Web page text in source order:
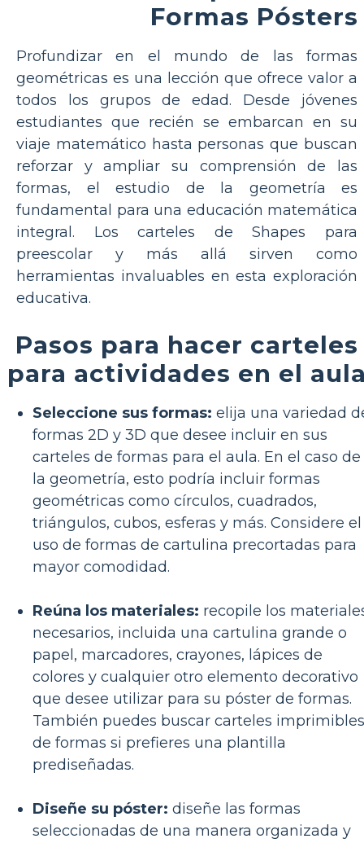
Formas Pósters
Profundizar en el mundo de las formas
geométricas es una lección que ofrece valor a
todos los grupos de edad. Desde jóvenes
estudiantes que recién se embarcan en su
viaje matemático hasta personas que buscan
reforzar y ampliar su comprensión de las
formas, el estudio de la geometría es
fundamental para una educación matemática
integral. Los carteles de Shapes para
preescolar y más allá sirven como
herramientas invaluables en esta exploración
educativa.
Pasos para hacer carteles
para actividades en el
Seleccione sus formas: elija una variedad
formas 2D y 3D que desee incluir en sus
carteles de formas para el aula. En el caso de
la geometría, esto podría incluir formas
geométricas como círculos, cuadrados,
triángulos, cubos, esferas y más. Considere el
uso de formas de cartulina precortadas para
mayor comodidad.
Reúna los materiales: recopile los
necesarios, incluida una cartulina grande o
papel, marcadores, crayones, lápices de
colores y cualquier otro elemento decorativo
que desee utilizar para su póster de formas.
También puedes buscar carteles imprimibles
de formas si prefieres una plantilla
prediseñadas.
Diseñe su póster: diseñe las formas
seleccionadas de una manera organizada y